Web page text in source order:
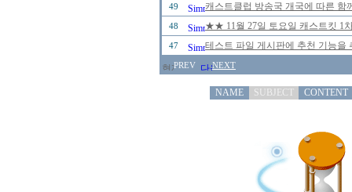
49 캐스트클럽 방송국 개국에 따른
48 ★★ 11월 27일 토요일 캐스트킷
47 테스트 파일 게시판에 추천 기능
PREV NEXT